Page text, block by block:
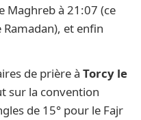
Maghreb à 21:07 (ce
et enfin
de prière à Torcy le
sur la convention
de 15° pour le Fajr